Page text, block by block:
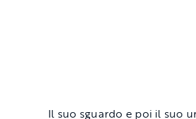
Il suo sguardo e poi il suo